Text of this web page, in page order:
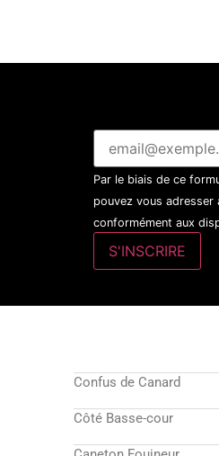
Par le biais de ce
pouvez vous adresser
conformément aux
Confus de Canard
Côté Basse-cour